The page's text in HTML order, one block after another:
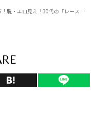
見え！30代の「レースの上限」は素材とディテールで決まる